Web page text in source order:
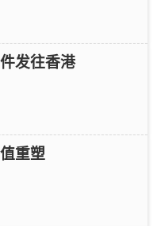
发往香港
重塑